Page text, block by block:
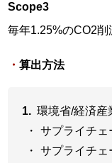
Scope3
毎年1.25%のCO2
算出方法
環境省/経済
サプライチェ
サプライチェ